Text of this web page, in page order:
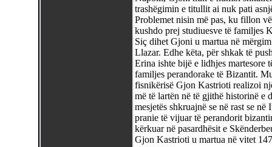
trashëgimin e titullit ai nuk pati
Problemet nisin më pas, ku fillon
kushdo prej studiuesve të familjes
Siç dihet Gjoni u martua në
Llazar. Edhe këta, për shkak të
Erina ishte bijë e lidhjes martesore
familjes perandorake të Bizantit.
fisnikërisë Gjon Kastrioti realizoi
më të lartën në të gjithë historinë e
mesjetës shkruajnë se në rast se
pranie të vijuar të perandorit
kërkuar në pasardhësit e
Gjon Kastrioti u martua në vitet